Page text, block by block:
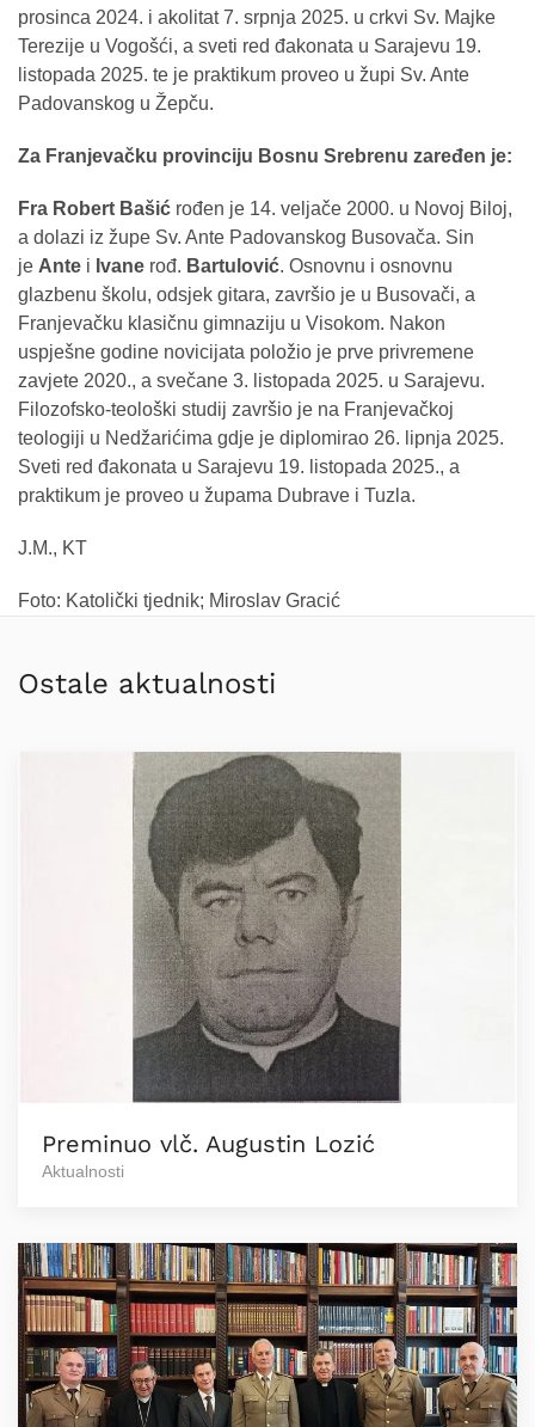
prosinca 2024. i akolitat 7. srpnja 2025. u crkvi Sv. Majke
Terezije u Vogošći, a sveti red đakonata u Sarajevu 19.
listopada 2025. te je praktikum proveo u župi Sv. Ante
Padovanskog u Žepču.
Za Franjevačku provinciju Bosnu Srebrenu zaređen je:
Fra Robert Bašić rođen je 14. veljače 2000. u Novoj Biloj,
a dolazi iz župe Sv. Ante Padovanskog Busovača. Sin
je Ante i Ivane rođ. Bartulović. Osnovnu i osnovnu
glazbenu školu, odsjek gitara, završio je u Busovači, a
Franjevačku klasičnu gimnaziju u Visokom. Nakon
uspješne godine novicijata položio je prve privremene
zavjete 2020., a svečane 3. listopada 2025. u Sarajevu.
Filozofsko-teološki studij završio je na Franjevačkoj
teologiji u Nedžarićima gdje je diplomirao 26. lipnja 2025.
Sveti red đakonata u Sarajevu 19. listopada 2025., a
praktikum je proveo u župama Dubrave i Tuzla.
J.M., KT
Foto: Katolički tjednik; Miroslav Gracić
Ostale aktualnosti
Preminuo vlč. Augustin Lozić
Aktualnosti